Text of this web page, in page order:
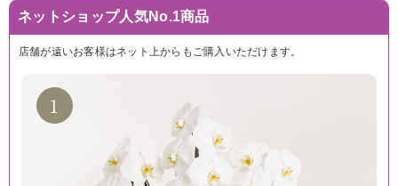
ネットショップ人気No.1商品
店舗が遠いお客様はネット上からもご購入いただけます。